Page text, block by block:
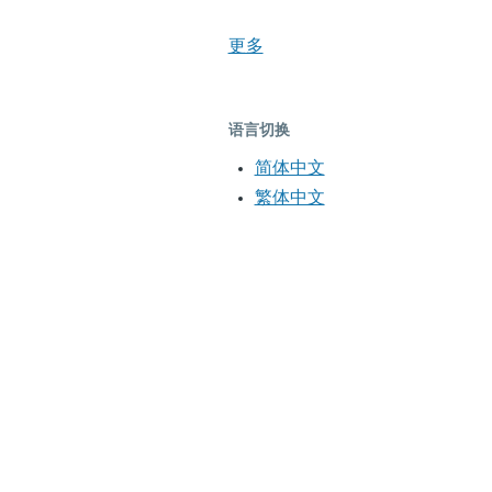
更多
语言切换
简体中文
繁体中文